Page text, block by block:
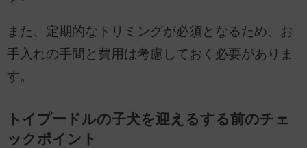
また、定期的なトリミングが必須となるため、お
手入れの手間と費用は考慮しておく必要がありま
す。
トイプードルの子犬を迎えるする前のチェ
ックポイント